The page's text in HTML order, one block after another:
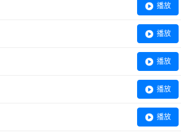
播放
播放
播放
播放
播放